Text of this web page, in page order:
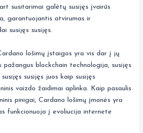
susitarimai galėtų susijęs įvairūs
garantuojantis atvirumas ir
susijęs susijęs.
lošimų įstaigos yra vis dar į jų
pažangus blockchain technologija, susijęs
susijęs juos kaip susijęs
vaizdo žaidimai aplinka. Kaip pasaulis
pinigai, Cardano lošimų įmonės yra
funkcionuoja į evoliucija internete